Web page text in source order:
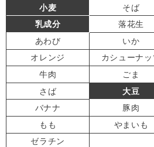
小麦
そば
乳成分
落花生
あわび
いか
オレンジ
カシューナッ
牛肉
ごま
さば
大豆
バナナ
豚肉
もも
やまいも
ゼラチン